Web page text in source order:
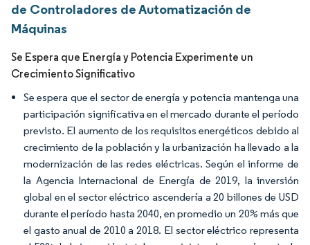
de Controladores de Automatización de
Máquinas
Se Espera que Energía y Potencia Experimente un
Crecimiento Significativo
Se espera que el sector de energía y potencia mantenga una
participación significativa en el mercado durante el período
previsto. El aumento de los requisitos energéticos debido al
crecimiento de la población y la urbanización ha llevado a la
modernización de las redes eléctricas. Según el informe de
la Agencia Internacional de Energía de 2019, la inversión
global en el sector eléctrico ascendería a 20 billones de USD
durante el período hasta 2040, en promedio un 20% más que
el gasto anual de 2010 a 2018. El sector eléctrico representa